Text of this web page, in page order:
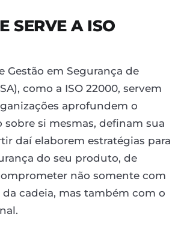
SERVE A ISO
Gestão em Segurança de
como a ISO 22000, servem
aprofundem o
si mesmas, definam sua
daí elaborem estratégias para
do seu produto, de
não somente com
cadeia, mas também com o